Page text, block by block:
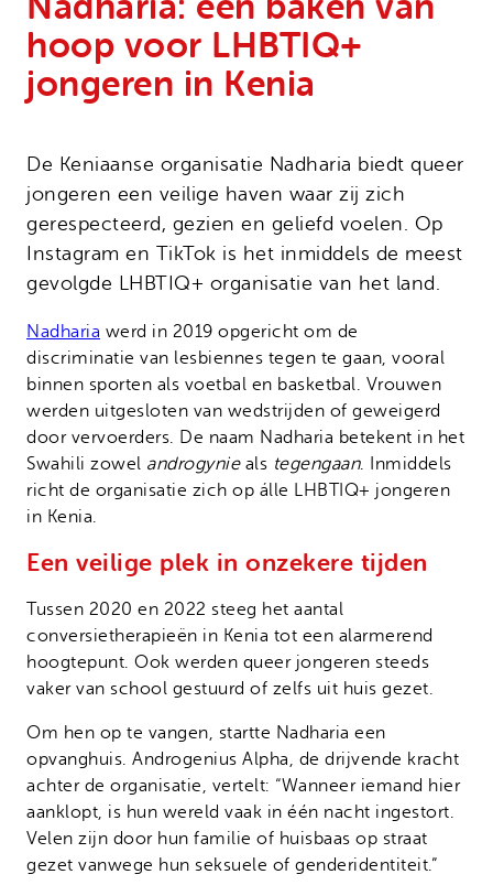
hoop voor LHBTIQ+
jongeren in Kenia
De Keniaanse organisatie Nadharia biedt queer
jongeren een veilige haven waar zij zich
gerespecteerd, gezien en geliefd voelen. Op
Instagram en TikTok is het inmiddels de meest
gevolgde LHBTIQ+ organisatie van het land.
Nadharia werd in 2019 opgericht om de
discriminatie van lesbiennes tegen te gaan, vooral
binnen sporten als voetbal en basketbal. Vrouwen
werden uitgesloten van wedstrijden of geweigerd
door vervoerders. De naam Nadharia betekent in het
Swahili zowel androgynieals tegengaan. Inmiddels
richt de organisatie zich op álle LHBTIQ+ jongeren
in Kenia.
Een veilige plek in onzekere tijden
Tussen 2020 en 2022 steeg het aantal
conversietherapieën in Kenia tot een alarmerend
hoogtepunt. Ook werden queer jongeren steeds
vaker van school gestuurd of zelfs uit huis gezet.
Om hen op te vangen, startte Nadharia een
opvanghuis. Androgenius Alpha, de drijvende kracht
achter de organisatie, vertelt: “Wanneer iemand hier
aanklopt, is hun wereld vaak in één nacht ingestort.
Velen zijn door hun familie of huisbaas op straat
gezet vanwege hun seksuele of genderidentiteit.”
Noodfonds voor activisten
Onze successen
Jaarverslag
Veelgestelde vragen